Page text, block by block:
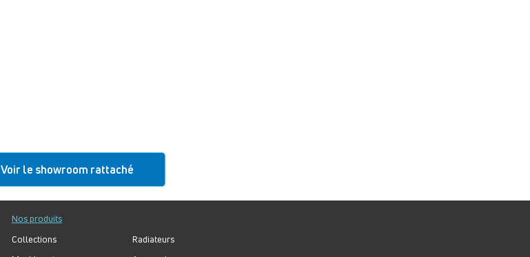
Voir le showroom rattaché
Nos produits
Collections
Radiateurs